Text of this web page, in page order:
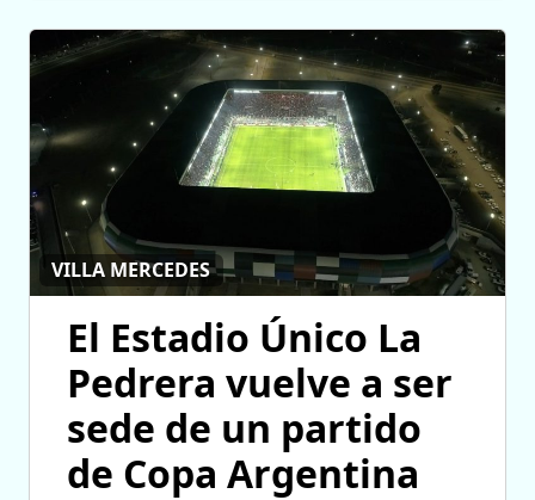
VILLA MERCEDES
El Estadio Único La
Pedrera vuelve a ser
sede de un partido
de Copa Argentina